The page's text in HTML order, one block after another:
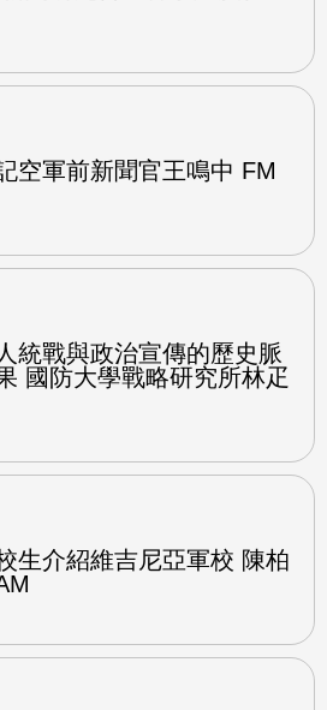
空軍前新聞官王鳴中 FM
統戰與政治宣傳的歷史脈
國防大學戰略研究所林疋
生介紹維吉尼亞軍校 陳柏